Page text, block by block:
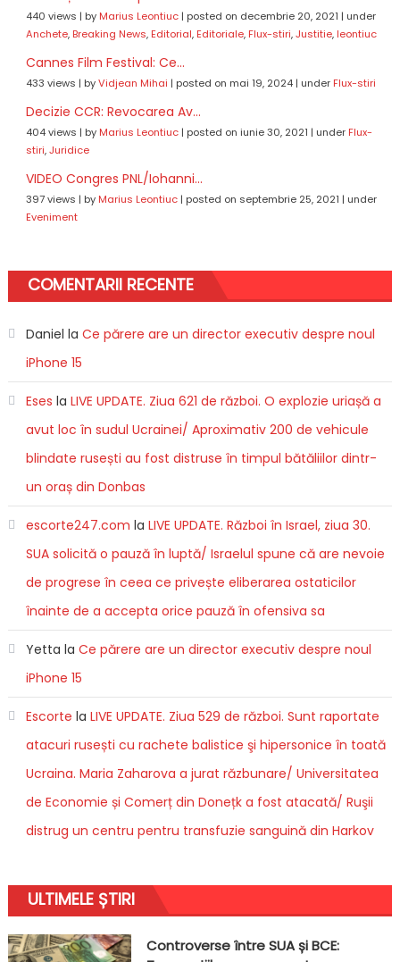
440 views | by Marius Leontiuc| posted on decembrie 20, 2021 | under
Anchete, Breaking News, Editorial, Editoriale, Flux-stiri,Justitie, leontiuc
Cannes Film Festival: Ce...
433 views | byVidjean Mihai | posted on mai 19, 2024| under Flux-stiri
Decizie CCR: Revocarea Av...
404 views | by Marius Leontiuc| posted on iunie 30, 2021 | under Flux-
stiri,Juridice
VIDEO Congres PNL/Iohanni...
397 views | by Marius Leontiuc| posted on septembrie 25, 2021 | under
Eveniment
COMENTARII RECENTE
Daniel la Ce părere are un director executiv despre noul
iPhone 15
Eses la LIVE UPDATE. Ziua 621 de război. O explozie uriașă a
avut loc în sudul Ucrainei/ Aproximativ 200 de vehicule
blindate rusești au fost distruse în timpul bătăliilor dintr-
un oraș din Donbas
escorte247.com la LIVE UPDATE. Război în Israel, ziua 30.
SUA solicită o pauză în luptă/ Israelul spune că are nevoie
de progrese în ceea ce privește eliberarea ostaticilor
înainte de a accepta orice pauză în ofensiva sa
Yetta la Ce părere are un director executiv despre noul
iPhone 15
Escorte la LIVE UPDATE. Ziua 529 de război. Sunt raportate
atacuri rusești cu rachete balistice şi hipersonice în toată
Ucraina. Maria Zaharova a jurat răzbunare/ Universitatea
de Economie și Comerț din Donețk a fost atacată/ Ruşii
distrug un centru pentru transfuzie sanguină din Harkov
ULTIMELE ȘTIRI
Controverse între SUA și BCE: